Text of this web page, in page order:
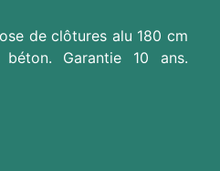
de clôtures alu 180 cm
Garantie 10 ans.